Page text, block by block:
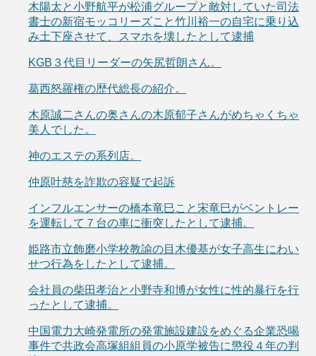
木陽太と小野航平が松浦グループと敵対していた司法
書士の新宿モッコリーズこと竹川裕一の自宅に乗り込
み土下座させて、スマホを壊したとして逮捕
KGB３代目リーダーの矢尻哲朗さん。
葛西怒羅権の歴代総長の紹介。
木原誠二さんの奥さんの木原郁子さんがめちゃくちゃ
美人でした。
神のエステの系列店。
仲原叶慈を詐欺の容疑で起訴
インフルエンサーの橋本竜巳こと宋竜巳がベントレー
を運転して７台の車に衝突したとして逮捕。
姫路市立飾磨小学校教諭の目木優基が女子高生にわい
せつ行為をしたとして逮捕。
会社員の柴田孝治と小野寺和博が女性に性的暴行を行
ったとして逮捕。
中国電力大崎発電所の発電施設建設をめぐる企業恐喝
事件で共政会高塚組組員の小原学被告に懲役４年の判